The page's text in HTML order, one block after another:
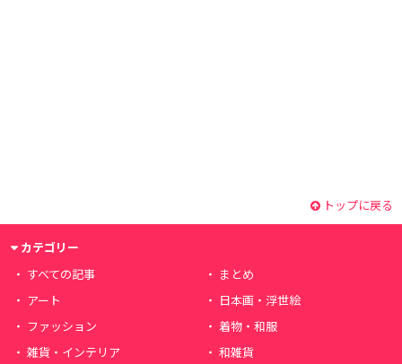
トップに戻る
カテゴリー
すべての記事
まとめ
アート
日本画・浮世絵
ファッション
着物・和服
雑貨・インテリア
和雑貨